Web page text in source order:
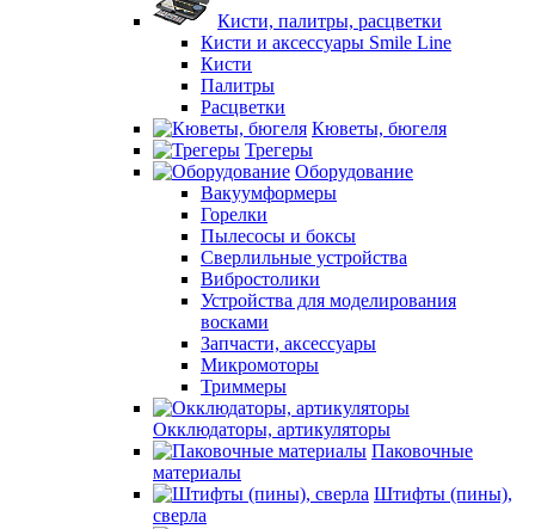
Кисти, палитры, расцветки
Кисти и аксессуары Smile Line
Кисти
Палитры
Расцветки
Кюветы, бюгеля
Трегеры
Оборудование
Вакуумформеры
Горелки
Пылесосы и боксы
Сверлильные устройства
Вибростолики
Устройства для моделирования
восками
Запчасти, аксессуары
Микромоторы
Триммеры
Окклюдаторы, артикуляторы
Паковочные
материалы
Штифты (пины),
сверла